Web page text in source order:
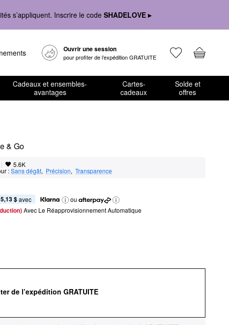
s’appliquent. Inscrire le code SHADELOVE ▸
Ouvrir une session
pour profiter de l’expédition GRATUITE
Cadeaux et ensembles-
avantages
Cartes-
cadeaux
Solde et
offres
& Go
| 5.6K
:Sans dégât, Précision, Transparence
$ avec
ou
Avec Le Réapprovisionnement Automatique
de l’expédition GRATUITE